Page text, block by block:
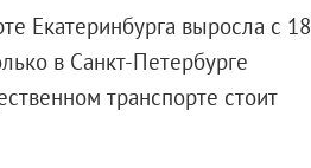
Екатеринбурга выросла с 18
в Санкт-Петербурге
транспорте стоит